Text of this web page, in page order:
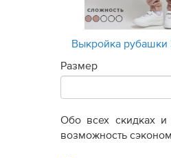
Выкройка
Размер
Обо всех скидках
возможность